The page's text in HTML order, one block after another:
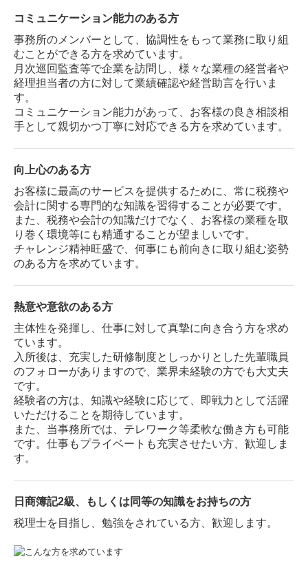
コミュニケーション能力のある方
事務所のメンバーとして、協調性をもって業務に取り組
むことができる方を求めています。
月次巡回監査等で企業を訪問し、様々な業種の経営者や
経理担当者の方に対して業績確認や経営助言を行いま
す。
コミュニケーション能力があって、お客様の良き相談相
手として親切かつ丁寧に対応できる方を求めています。
向上心のある方
お客様に最高のサービスを提供するために、常に税務や
会計に関する専門的な知識を習得することが必要です。
また、税務や会計の知識だけでなく、お客様の業種を取
り巻く環境等にも精通することが望ましいです。
チャレンジ精神旺盛で、何事にも前向きに取り組む姿勢
のある方を求めています。
熱意や意欲のある方
主体性を発揮し、仕事に対して真摯に向き合う方を求め
ています。
入所後は、充実した研修制度としっかりとした先輩職員
のフォローがありますので、業界未経験の方でも大丈夫
です。
経験者の方は、知識や経験に応じて、即戦力として活躍
いただけることを期待しています。
また、当事務所では、テレワーク等柔軟な働き方も可能
です。仕事もプライベートも充実させたい方、歓迎しま
す。
日商簿記2級、もしくは同等の知識をお持ちの方
税理士を目指し、勉強をされている方、歓迎します。